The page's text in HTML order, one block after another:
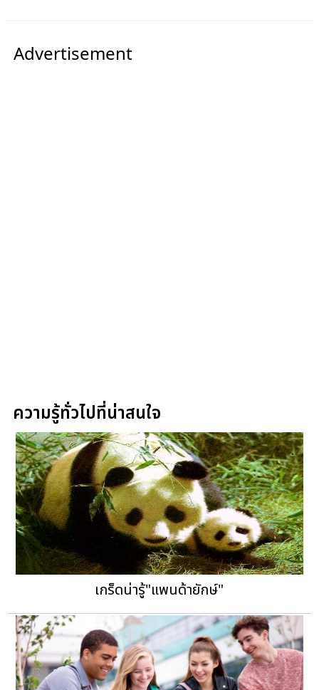
Advertisement
ความรู้ทั่วไปที่น่าสนใจ
เกร็ดน่ารู้"แพนด้ายักษ์"